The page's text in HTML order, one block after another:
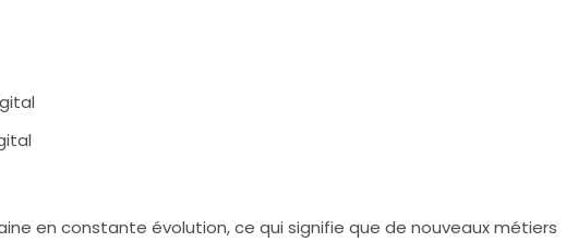
en constante évolution, ce qui signifie que de nouveaux métiers